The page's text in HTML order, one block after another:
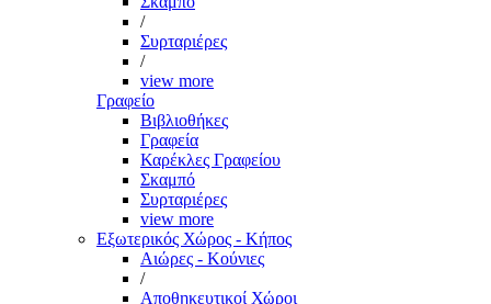
/
Συρταριέρες
/
view more
Γραφείο
Βιβλιοθήκες
Γραφεία
Καρέκλες Γραφείου
Σκαμπό
Συρταριέρες
view more
Εξωτερικός Χώρος - Κήπος
Αιώρες - Κούνιες
/
Αποθηκευτικοί Χώροι